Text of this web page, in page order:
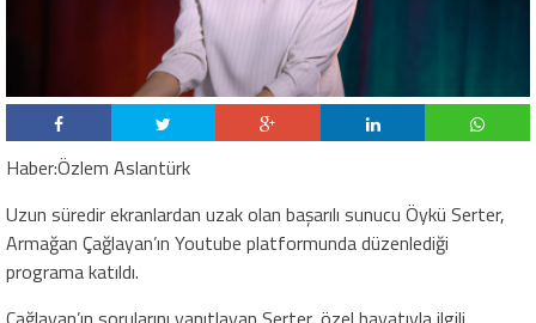
Haber:Özlem Aslantürk
Uzun süredir ekranlardan uzak olan başarılı sunucu Öykü Serter,
Armağan Çağlayan’ın Youtube platformunda düzenlediği
programa katıldı.